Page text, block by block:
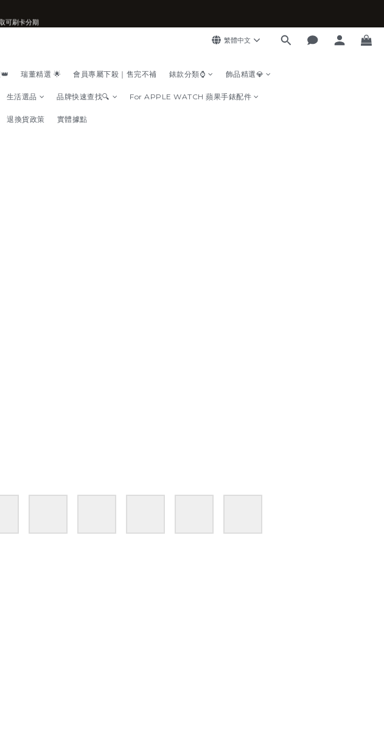
繁體中文
瑞董精選 🌟 會員專屬下殺｜售完不補 錶款分類⌚ 飾品精選💎
生活選品 品牌快速查找🔍 For APPLE WATCH 蘋果手錶配件
退換貨政策 實體據點